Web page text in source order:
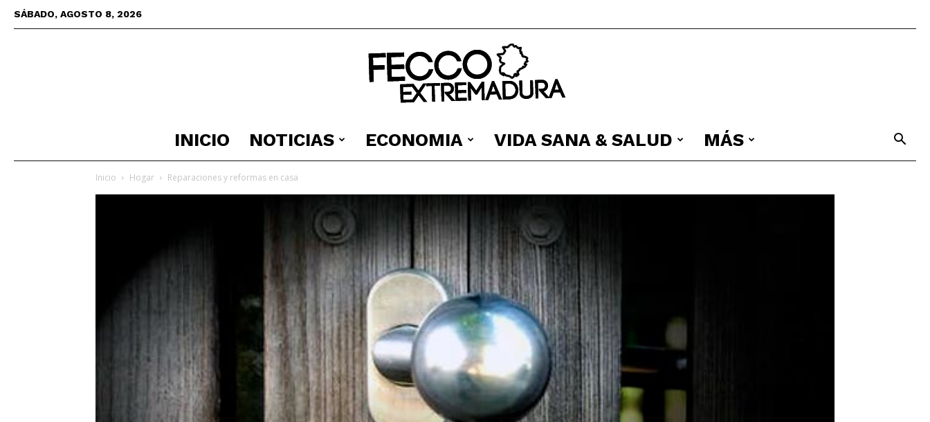
SÁBADO, AGOSTO 8, 2026
Extremadura
INICIO NOTICIAS ECONOMIA VIDA SANA & SALUD MÁS
Inicio Hogar Reparaciones y reformas en casa